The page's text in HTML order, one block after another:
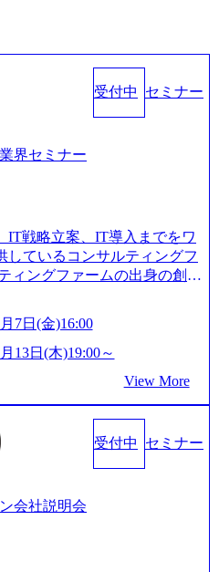
受付中 セミナー
界セミナー
IT戦略立案、IT導入までをワ
しているコンサルティングフ
ィングファームの出身の創業
会社をつくりたい」「胸を
うな家族的な組織をつくり
PwC・アクセンチュアとい
社員が活躍しており、働きや
るため、定着率が高いことか
年連続ベストカンパニーに選
均30時間程度 事業/IT戦略立案
ント、最先端テクノロジーの
ンを掲げ、クライアント目
に価値のある成果を提供し
7日(金)16:00
13日(木)19:00～
View More
受付中 セミナー
会社説明会